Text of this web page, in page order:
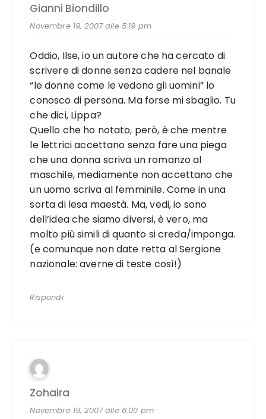
Gianni Biondillo
Novembre 19, 2007 alle 5:19 pm
Oddio, Ilse, io un autore che ha cercato di
scrivere di donne senza cadere nel banale
“le donne come le vedono gli uomini” lo
conosco di persona. Ma forse mi sbaglio. Tu
che dici, Lippa?
Quello che ho notato, però, è che mentre
le lettrici accettano senza fare una piega
che una donna scriva un romanzo al
maschile, mediamente non accettano che
un uomo scriva al femminile. Come in una
sorta di lesa maestà. Ma, vedi, io sono
dell’idea che siamo diversi, è vero, ma
molto più simili di quanto si creda/imponga.
(e comunque non date retta al Sergione
nazionale: averne di teste così!)
Rispondi
Zohaira
Novembre 19, 2007 alle 6:00 pm